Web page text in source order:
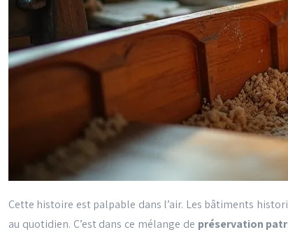
Cette histoire est palpable dans l’air. Les bâtiments
au quotidien. C’est dans ce mélange de préservation